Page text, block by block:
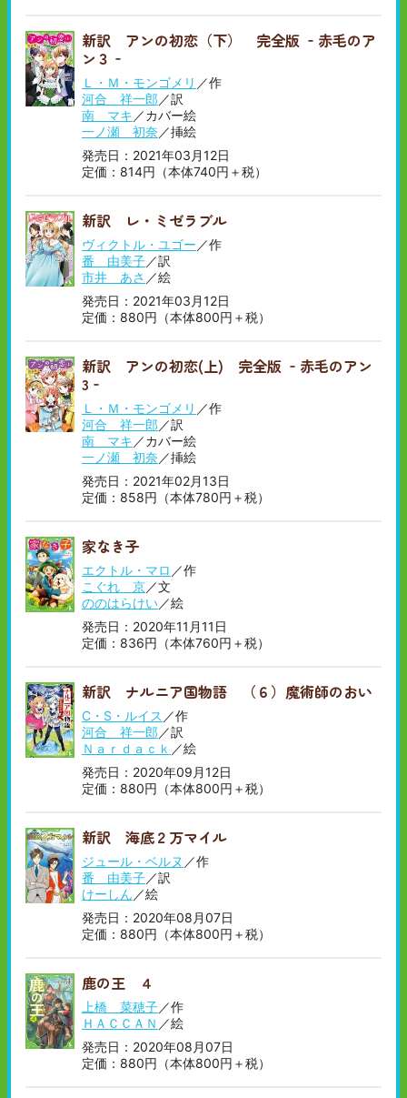
新訳 アンの初恋（下） 完全版 ‐赤毛のア
ン３‐
Ｌ・Ｍ・モンゴメリ ／作
河合 祥一郎 ／訳
南 マキ ／カバー絵
一ノ瀬 初奈 ／挿絵
発売日：2021年03月12日
定価：814円（本体740円＋税）
新訳 レ・ミゼラブル
ヴィクトル・ユゴー ／作
番 由美子／訳
市井 あさ ／絵
発売日：2021年03月12日
定価：880円（本体800円＋税）
新訳 アンの初恋(上) 完全版 ‐赤毛のアン
3‐
Ｌ・Ｍ・モンゴメリ ／作
河合 祥一郎 ／訳
南 マキ ／カバー絵
一ノ瀬 初奈 ／挿絵
発売日：2021年02月13日
定価：858円（本体780円＋税）
家なき子
エクトル・マロ ／作
こぐれ 京／文
ののはらけい／絵
発売日：2020年11月11日
定価：836円（本体760円＋税）
新訳 ナルニア国物語 （６）魔術師のおい
C・S・ルイス ／作
河合 祥一郎 ／訳
Ｎａｒｄａｃｋ ／絵
発売日：2020年09月12日
定価：880円（本体800円＋税）
新訳 海底２万マイル
ジュール・ベルヌ ／作
番 由美子／訳
けーしん ／絵
発売日：2020年08月07日
定価：880円（本体800円＋税）
鹿の王 ４
上橋 菜穂子／作
ＨＡＣＣＡＮ ／絵
発売日：2020年08月07日
定価：880円（本体800円＋税）